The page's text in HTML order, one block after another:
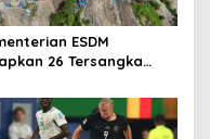
ESDM
26 Tersangka
Botak